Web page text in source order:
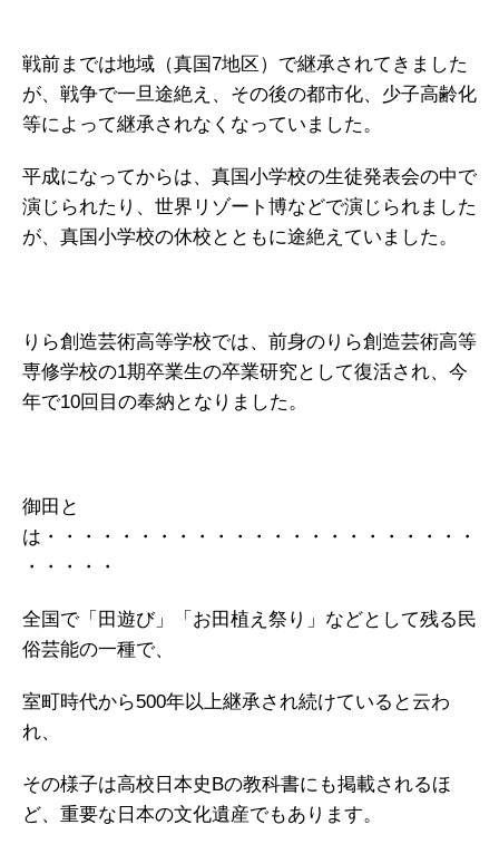
戦前までは地域（真国7地区）で継承されてきました
が、戦争で一旦途絶え、その後の都市化、少子高齢化
等によって継承されなくなっていました。
平成になってからは、真国小学校の生徒発表会の中で
演じられたり、世界リゾート博などで演じられました
が、真国小学校の休校とともに途絶えていました。
りら創造芸術高等学校では、前身のりら創造芸術高等
専修学校の1期卒業生の卒業研究として復活され、今
年で10回目の奉納となりました。
御田と
は・・・・・・・・・・・・・・・・・・・・・・・
・・・・・
全国で「田遊び」「お田植え祭り」などとして残る民
俗芸能の一種で、
室町時代から500年以上継承され続けていると云わ
れ、
その様子は高校日本史Bの教科書にも掲載されるほ
ど、重要な日本の文化遺産でもあります。